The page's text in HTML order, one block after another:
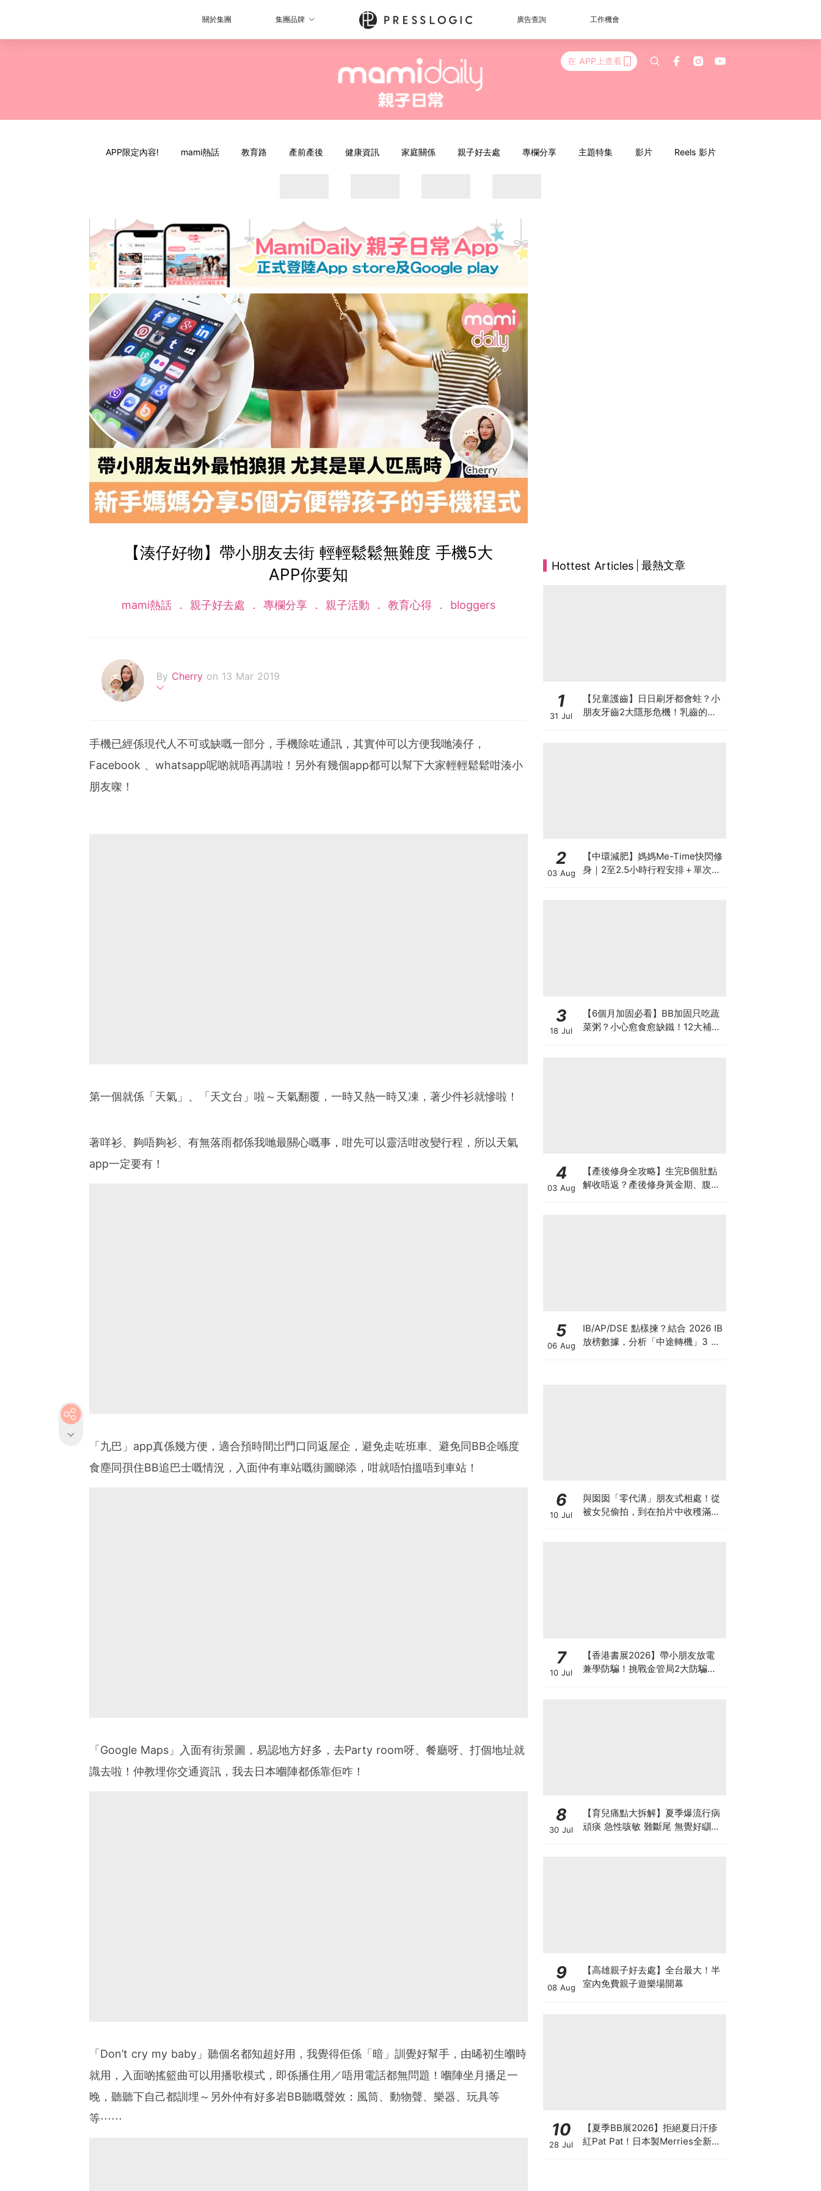
關於集團 集團品牌 廣告查詢 工作機會
在 APP上查看
APP限定內容! mami熱話 教育路 產前產後 健康資訊 家庭關係 親子好去處 專欄分享 主題特集 影片 Reels 影片
【湊仔好物】帶小朋友去街 輕輕鬆鬆無難度 手機5大
APP你要知
mami熱話 親子好去處 專欄分享 親子活動 教育心得 bloggers
By Cherry on 13 Mar 2019
最愛ig&fb及身患分享症的八十後媽媽。IG ID: Hailiah27
手機已經係現代人不可或缺嘅一部分，手機除咗通訊，其實仲可以方便我哋湊仔，
Facebook 、whatsapp呢啲就唔再講啦！另外有幾個app都可以幫下大家輕輕鬆鬆咁湊小
朋友㗎！
第一個就係「天氣」、「天文台」啦～天氣翻覆，一時又熱一時又凍，著少件衫就慘啦！
著咩衫、夠唔夠衫、有無落雨都係我哋最關心嘅事，咁先可以靈活咁改變行程，所以天氣
app一定要有！
「九巴」app真係幾方便，適合預時間岀門口同返屋企，避免走咗班車、避免同BB企喺度
食塵同孭住BB追巴士嘅情況，入面仲有車站嘅街圖睇添，咁就唔怕搵唔到車站！
「Google Maps」入面有街景圖，易認地方好多，去Party room呀、餐廳呀、打個地址就
識去啦！仲教埋你交通資訊，我去日本嗰陣都係靠佢咋！
「Don’t cry my baby」聽個名都知超好用，我覺得佢係「暗」訓覺好幫手，由晞初生嗰時
就用，入面啲搖籃曲可以用播歌模式，即係播住用／唔用電話都無問題！嗰陣坐月播足一
晚，聽聽下自己都訓埋～另外仲有好多岩BB聽嘅聲效：風筒、動物聲、樂器、玩具等
等⋯⋯
Hottest Articles 最熱文章
1
31 Jul
【兒童護齒】日日刷牙都會蛀？小
朋友牙齒2大隱形危機！乳齒的琺
2
03 Aug
【中環減肥】媽媽Me-Time快閃修
身｜2至2.5小時行程安排＋單次收
3
18 Jul
【6個月加固必看】BB加固只吃蔬
菜粥？小心愈食愈缺鐵！12大補鐵
4
03 Aug
【產後修身全攻略】生完B個肚點
解收唔返？產後修身黃金期、腹直
5
06 Aug
IB/AP/DSE 點樣揀？結合 2026 IB
放榜數據，分析「中途轉機」3 大
6
10 Jul
與囡囡「零代溝」朋友式相處！從
被女兒偷拍，到在拍片中收穫滿足
7
10 Jul
【香港書展2026】帶小朋友放電
兼學防騙！挑戰金管局2大防騙遊
8
30 Jul
【育兒痛點大拆解】夏季爆流行病
頑痰 急性咳敏 難斷尾 無覺好瞓？
9
08 Aug
【高雄親子好去處】全台最大！半
室內免費親子遊樂場開幕
10
28 Jul
【夏季BB展2026】拒絕夏日汗疹
紅Pat Pat！日本製Merries全新超